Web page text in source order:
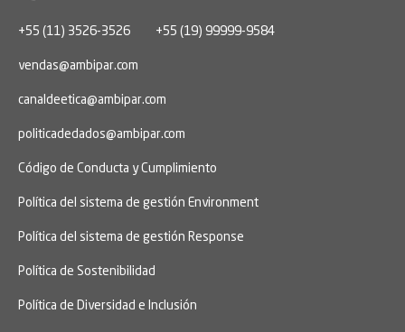
+55 (11) 3526-3526 +55 (19) 99999-9584
vendas@ambipar.com
canaldeetica@ambipar.com
politicadedados@ambipar.com
Código de Conducta y Cumplimiento
Política del sistema de gestión Environment
Política del sistema de gestión Response
Política de Sostenibilidad
Política de Diversidad e Inclusión